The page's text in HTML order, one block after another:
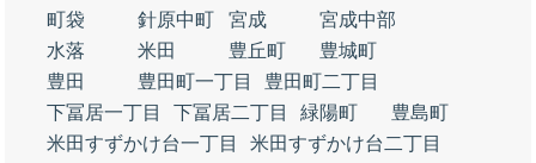
町袋
針原中町 宮成
宮成中部
水落
米田 豊丘町
豊城町
豊田
豊田町一丁目
豊田町二丁目
下冨居一丁目
下冨居二丁目 緑陽町
豊島町
米田すずかけ台一丁目
米田すずかけ台二丁目